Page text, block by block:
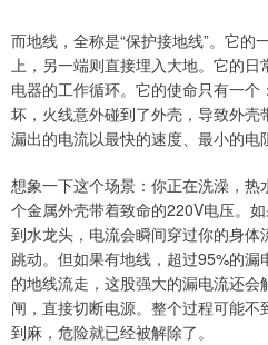
而地线，全称是“保护接地线”。它的
上，另一端则直接埋入大地。它的日
电器的工作循环。它的使命只有一
坏，火线意外碰到了外壳，导致外壳
漏出的电流以最快的速度、最小的电
想象一下这个场景：你正在洗澡，
个金属外壳带着致命的220V电压。
到水龙头，电流会瞬间穿过你的身
跳动。但如果有地线，超过95%的
的地线流走，这股强大的漏电流还
闸，直接切断电源。整个过程可能
到麻，危险就已经被解除了。